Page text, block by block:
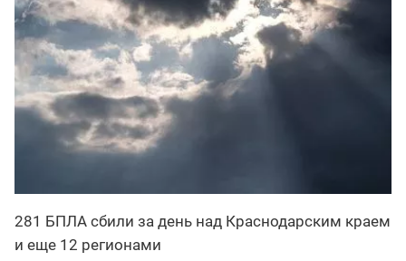
281 БПЛА сбили за день над Краснодарским краем
и еще 12 регионами